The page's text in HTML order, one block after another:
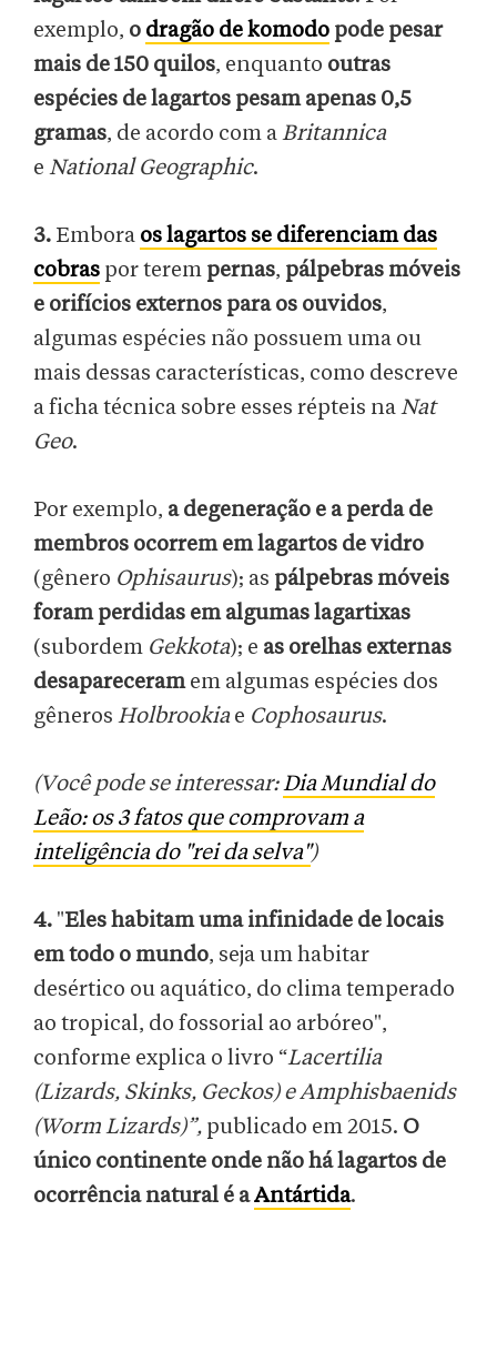
exemplo, o dragão de komodo pode pesar
mais de 150 quilos, enquanto outras
espécies de lagartos pesam apenas 0,5
gramas, de acordo com aBritannica
e National Geographic.
3. Embora os lagartos se diferenciam das
cobras por terem pernas, pálpebras móveis
e orifícios externos para os ouvidos,
algumas espécies não possuem uma ou
mais dessas características, como descreve
a ficha técnica sobre esses répteis naNat
Geo.
Por exemplo, a degeneração e a perda de
membros ocorrem em lagartos de vidro
(gênero Ophisaurus); as pálpebras móveis
foram perdidas em algumas lagartixas
(subordem Gekkota); e as orelhas externas
desapareceramem algumas espécies dos
gêneros Holbrookia e Cophosaurus.
(Você pode se interessar:Dia Mundial do
Leão: os 3 fatos que comprovam a
inteligência do "rei da selva")
4. "Eles habitam uma infinidade de locais
em todo o mundo, seja um habitar
desértico ou aquático, do clima temperado
ao tropical, do fossorial ao arbóreo",
conforme explica o livro “Lacertilia
(Lizards, Skinks, Geckos) e Amphisbaenids
(Worm Lizards)”, publicado em 2015. O
único continente onde não há lagartos de
ocorrência natural é aAntártida.